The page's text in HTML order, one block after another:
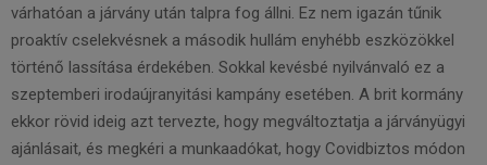
várhatóan a járvány után talpra fog állni. Ez nem igazán tűnik
proaktív cselekvésnek a második hullám enyhébb eszközökkel
történő lassítása érdekében. Sokkal kevésbé nyilvánvaló ez a
szeptemberi irodaújranyitási kampány esetében. A brit kormány
ekkor rövid ideig azt tervezte, hogy megváltoztatja a járványügyi
ajánlásait, és megkéri a munkaadókat, hogy Covid­biztos módon